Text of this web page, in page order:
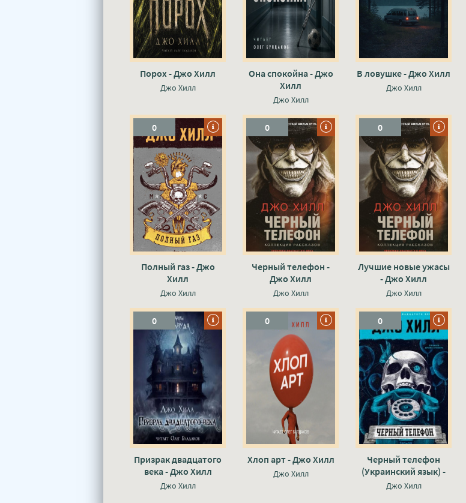
Порох - Джо Хилл
Джо Хилл
Она спокойна - Джо
Хилл
Джо Хилл
В ловушке - Джо Хилл
Джо Хилл
0
Полный газ - Джо
Хилл
Джо Хилл
0
Черный телефон -
Джо Хилл
Джо Хилл
0
Лучшие новые ужасы
- Джо Хилл
Джо Хилл
0
Призрак двадцатого
века - Джо Хилл
Джо Хилл
0
Хлоп арт - Джо Хилл
Джо Хилл
0
Черный телефон
(Украинский язык) -
Джо Хилл
Джо Хилл